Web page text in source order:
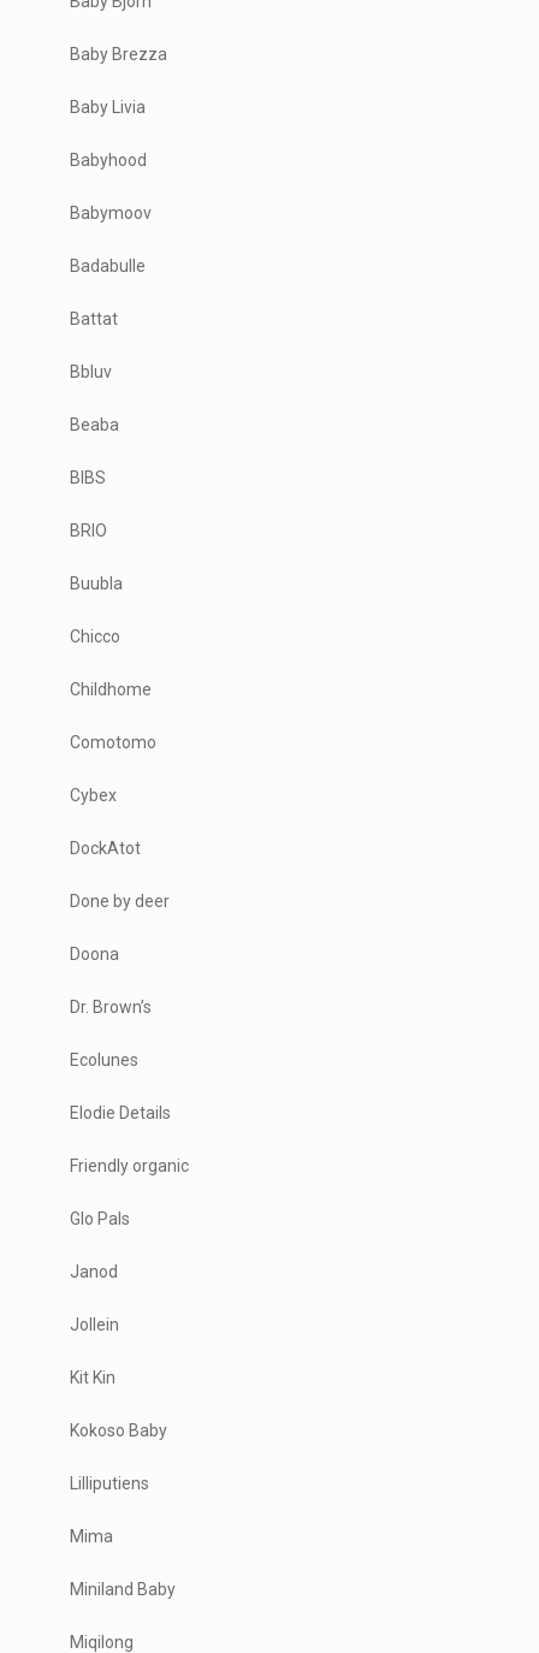
Baby Brezza
Baby Livia
Babyhood
Babymoov
Badabulle
Battat
Bbluv
Beaba
BIBS
BRIO
Buubla
Chicco
Childhome
Comotomo
Cybex
DockAtot
Done by deer
Doona
Dr. Brown’s
Ecolunes
Elodie Details
Friendly organic
Glo Pals
Janod
Jollein
Kit Kin
Kokoso Baby
Lilliputiens
Mima
Miniland Baby
Miqilong